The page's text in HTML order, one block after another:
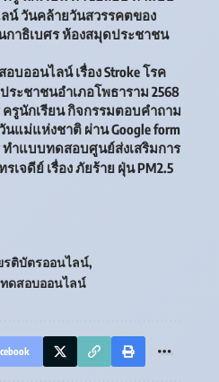
วันคล้ายวันสวรรคตของ
าธิเบศร ห้องสมุดประชาชน
บออนไลน์ เรื่อง Stroke โรค
ะชาชนอำเภอโพธาราม 2568
รูนักเรียน กิจกรรมตอบคำถาม
นแม่แห่งชาติ ผ่าน Google form
ำแบบทดสอบศูนย์ส่งเสริมการ
เจดีย์ เรื่อง ภัยร้าย ฝุ่น PM2.5
รติบัตรออนไลน์
ดสอบออนไลน์